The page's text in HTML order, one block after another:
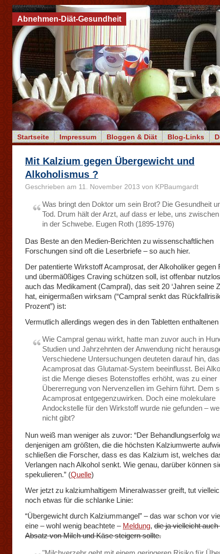
Startseite Impressum Bloggen & Diät Blog-Links
Abnehmen-Diät-Gesundheit
Mit Kalzium gegen Übergewicht und
Alkoholismus ?
Geschrieben am 11. November 2013 von KPBaumgardt
Was bringt den Doktor um sein Brot? Die Gesundheit
Tod. Drum hält der Arzt, auf dass er lebe, uns
in der Schwebe. Eugen Roth (1895-1976)
Das Beste an den Medien-Berichten zu wissenschaftlichen
Forschungen sind oft die Leserbriefe – so auch hier.
Der patentierte Wirkstoff Acamprosat, der Alkoholiker gegen
und übermä0ßiges Craving schützen soll, ist offenbar
auch das Medikament (Campral), das seit 20 ‘Jahren seine
hat, einigermaßen wirksam (“Campral senkt das
Prozent”) ist:
Vermutlich allerdings wegen des in den Tabletten
Wie Campral genau wirkt, hatte man zuvor auch in
Studien und Jahrzehnten der Anwendung nicht
Verschiedene Untersuchungen deuteten darauf hin,
Acamprosat das Glutamat-System beeinflusst. Bei
ist die Menge dieses Botenstoffes erhöht, was zu einer
Übererregung von Nervenzellen im Gehirn führt. Dem
Acamprosat entgegenzuwirken. Doch eine molekulare
Andockstelle für den Wirkstoff wurde nie gefunden –
nicht gibt?
Nun weiß man weniger als zuvor: “Der Behandlungserfolg
denjenigen am größten, die die höchsten Kalziumwerte
schließen die Forscher, dass es das Kalzium ist, welches
Verlangen nach Alkohol senkt. Wie genau, darüber können
spekulieren.” (Quelle)
Wer jetzt zu kalziumhaltigem Mineralwasser greift, tut
noch etwas für die schlanke Linie:
“Übergewicht durch Kalziummangel” – das war schon vor
eine – wohl wenig beachtete – Meldung, die ja vielleicht auch
Absatz von Milch und Käse steigern sollte.